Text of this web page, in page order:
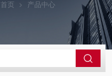
首页 产品中心